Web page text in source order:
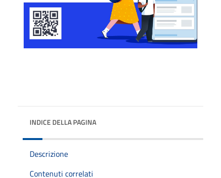
INDICE DELLA PAGINA
Descrizione
Contenuti correlati